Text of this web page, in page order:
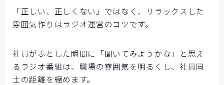
「正しい、正しくない」ではなく、リラックスした
雰囲気作りはラジオ運営のコツです。
社員がふとした瞬間に「聞いてみようかな」と思え
るラジオ番組は、職場の雰囲気を明るくし、社員同
士の距離を縮めます。